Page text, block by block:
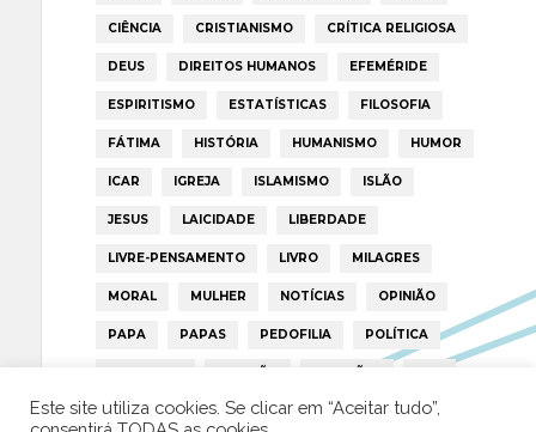
CIÊNCIA CRISTIANISMO CRÍTICA RELIGIOSA
DEUS DIREITOS HUMANOS EFEMÉRIDE
ESPIRITISMO ESTATÍSTICAS FILOSOFIA
FÁTIMA HISTÓRIA HUMANISMO HUMOR
ICAR IGREJA ISLAMISMO ISLÃO
JESUS LAICIDADE LIBERDADE
LIVRE-PENSAMENTO LIVRO MILAGRES
MORAL MULHER NOTÍCIAS OPINIÃO
PAPA PAPAS PEDOFILIA POLÍTICA
PORTUGAL RELIGIÃO RELIGIÕES RTP
TRUMP VATICANO
Este site utiliza cookies. Se clicar em “Aceitar tudo”,